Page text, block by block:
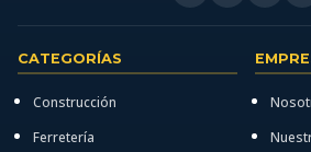
CATEGORÍAS
Construcción
Ferretería